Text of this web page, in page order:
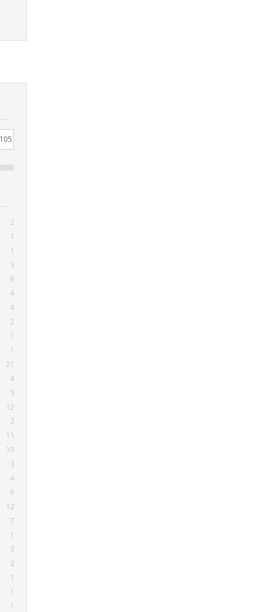
2
1
1
3
9
4
4
2
1
1
21
4
5
12
2
11
10
3
4
6
12
7
1
3
2
1
1
1